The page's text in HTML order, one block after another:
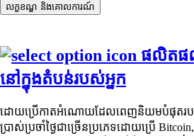
លក្ខខណ្ឌ និងគោលការណ៍
ផលិតផ
នៅក្នុងតំបន់របស់អ្នក
ដោយប្រើកាតអំណោយដែលពេញនិយមបំផុតរប
ប្រាស់ប្រចាំថ្ងៃជាច្រើនប្រភេទដោយប្រើ